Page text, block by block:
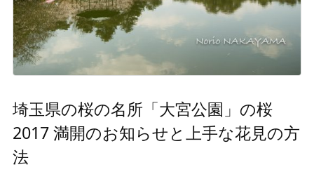
埼玉県の桜の名所「大宮公園」の桜
2017 満開のお知らせと上手な花見の方
法